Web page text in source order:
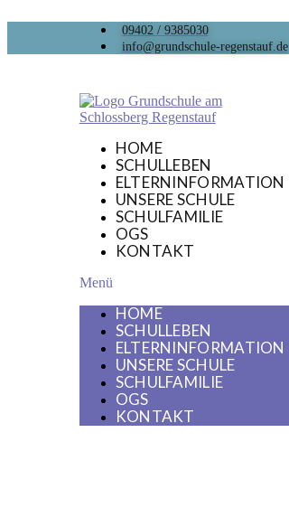
09402 / 9385030
info@grundschule-regenstauf.de
HOME
SCHULLEBEN
ELTERNINFORMATION
UNSERE SCHULE
SCHULFAMILIE
OGS
KONTAKT
Menü
HOME
SCHULLEBEN
ELTERNINFORMATION
UNSERE SCHULE
SCHULFAMILIE
OGS
KONTAKT